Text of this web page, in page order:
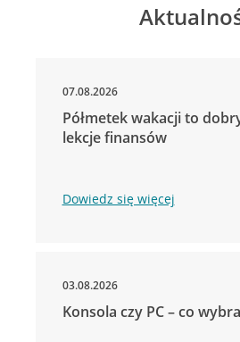
07.08.2026
Półmetek wakacji to
lekcje finansów
Dowiedz się więcej
03.08.2026
Konsola czy PC – co